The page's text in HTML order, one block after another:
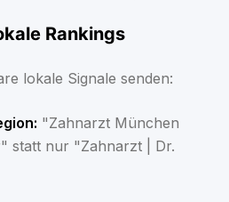
Rankings
lokale Signale senden:
"Zahnarzt München
statt nur "Zahnarzt | Dr.